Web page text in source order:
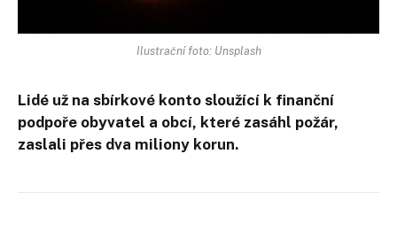
Ilustrační foto: Unsplash
Lidé už na sbírkové konto sloužící k finanční
podpoře obyvatel a obcí, které zasáhl požár,
zaslali přes dva miliony korun.